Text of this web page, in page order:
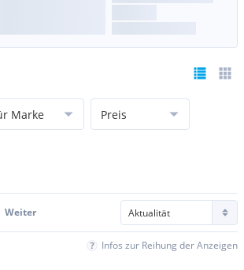
Marke Preis
Weiter
Infos zur Reihung der Anzeigen